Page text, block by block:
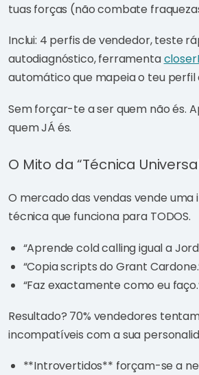
tuas forças (não combate
Inclui: 4 perfis de vendedor, teste
autodiagnóstico, ferramenta
automático que mapeia o teu perfil
Sem forçar-te a ser quem não és.
quem JÁ és.
O Mito da “Técnica
O mercado das vendas vende uma
técnica que funciona para TODOS.
“Aprende cold calling igual a
“Copia scripts do Grant
“Faz exactamente como eu
Resultado? 70% vendedores
incompatíveis com a sua
**Introvertidos** forçam-se a